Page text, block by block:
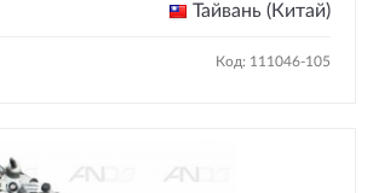
Тайвань (Китай)
Код: 111046-105